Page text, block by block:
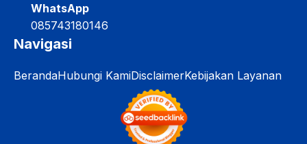
WhatsApp
085743180146
Navigasi
BerandaHubungi KamiDisclaimerKebijakan Layanan